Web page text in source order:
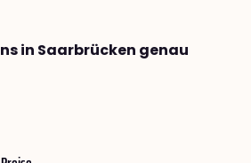
in Saarbrücken genau